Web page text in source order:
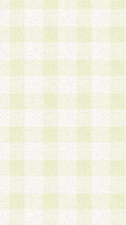
a.既に登録されている会
録する場合
b.本サービスと同様のサ
業に従事していると思
場合
c.その他当社が不適切と
2.当社は、会員登録希望
した 場合、会員登録希
による承認後の場合であ
の抹消を、当社が適切
とができるものとします
3.会員登録希望者が18歳
人 である場合は、親権
録を行うものとします。
者については、登録時
権者による承認手続きを